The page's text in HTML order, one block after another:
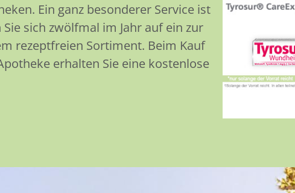
Ein ganz besonderer Service ist
sich zwölfmal im Jahr auf ein zur
rezeptfreien Sortiment. Beim Kauf
erhalten Sie eine kostenlose